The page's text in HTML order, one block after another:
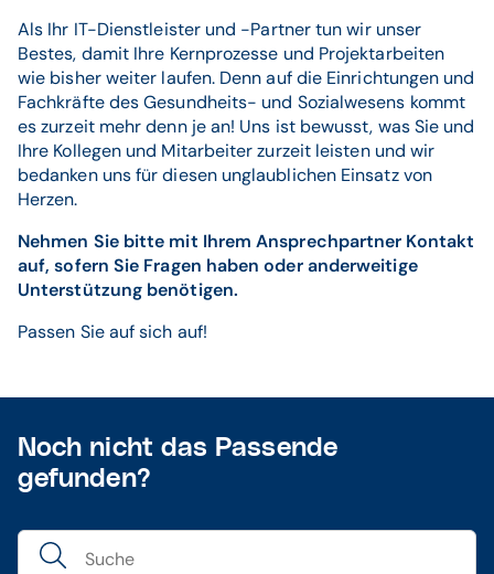
Als Ihr IT-Dienstleister und -Partner tun wir unser
Bestes, damit Ihre Kernprozesse und Projektarbeiten
wie bisher weiter laufen. Denn auf die Einrichtungen und
Fachkräfte des Gesundheits- und Sozialwesens kommt
es zurzeit mehr denn je an! Uns ist bewusst, was Sie und
Ihre Kollegen und Mitarbeiter zurzeit leisten und wir
bedanken uns für diesen unglaublichen Einsatz von
Herzen.
Nehmen Sie bitte mit Ihrem Ansprechpartner Kontakt
auf, sofern Sie Fragen haben oder anderweitige
Unterstützung benötigen.
Passen Sie auf sich auf!
Noch nicht das Passende
gefunden?